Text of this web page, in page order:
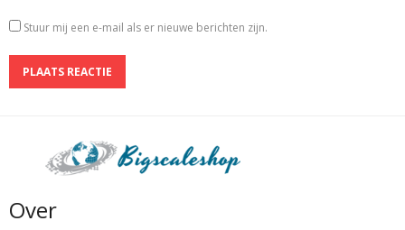
Stuur mij een e-mail als er nieuwe berichten zijn.
Over